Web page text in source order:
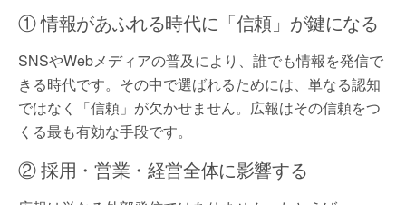
① 情報があふれる時代に「信頼」が鍵になる
SNSやWebメディアの普及により、誰でも情報を発信で
きる時代です。その中で選ばれるためには、単なる認知
ではなく「信頼」が欠かせません。広報はその信頼をつ
くる最も有効な手段です。
② 採用・営業・経営全体に影響する